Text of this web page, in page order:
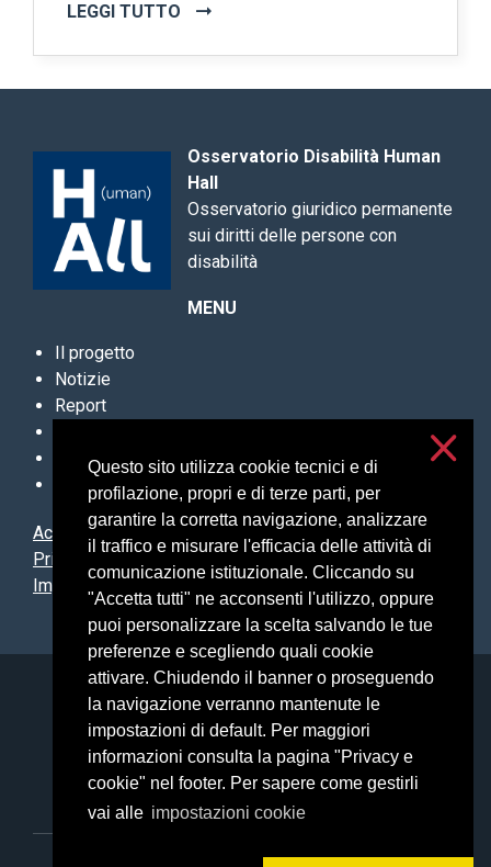
Questo sito utilizza cookie tecnici e di
profilazione, propri e di terze parti, per
garantire la corretta navigazione, analizzare
il traffico e misurare l'efficacia delle attività di
comunicazione istituzionale. Cliccando su
"Accetta tutti" ne acconsenti l'utilizzo, oppure
puoi personalizzare la scelta salvando le tue
preferenze e scegliendo quali cookie
attivare. Chiudendo il banner o proseguendo
la navigazione verranno mantenute le
impostazioni di default. Per maggiori
informazioni consulta la pagina "Privacy e
cookie" nel footer. Per sapere come gestirli
vai alle impostazioni cookie
LEGGI TUTTO
Osservatorio Disabilità Human
Hall
Osservatorio giuridico permanente
sui diritti delle persone con
disabilità
MENU
Il progetto
Notizie
Report
Contatti
Newsletter
Accessibilità
Privacy e cookies
Impostazioni cookie
Università degli Studi di Milano
Via Festa del Perdono, 7 - 20122 Milano
Posta Elettronica Certificata